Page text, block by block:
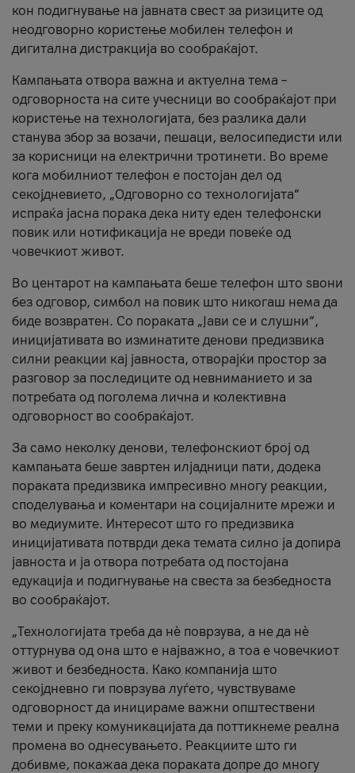
кон подигнување на јавната свест за ризиците од
неодговорно користење мобилен телефон и
дигитална дистракција во сообраќајот.
Кампањата отвора важна и актуелна тема –
одговорноста на сите учесници во сообраќајот при
користење на технологијата, без разлика дали
станува збор за возачи, пешаци, велосипедисти или
за корисници на електрични тротинети. Во време
кога мобилниот телефон е постојан дел од
секојдневието, „Одговорно со технологијата“
испраќа јасна порака дека ниту еден телефонски
повик или нотификација не вреди повеќе од
човечкиот живот.
Во центарот на кампањата беше телефон што ѕвони
без одговор, симбол на повик што никогаш нема да
биде возвратен. Со пораката „Јави се и слушни“,
иницијативата во изминатите денови предизвика
силни реакции кај јавноста, отворајќи простор за
разговор за последиците од невниманието и за
потребата од поголема лична и колективна
одговорност во сообраќајот.
За само неколку денови, телефонскиот број од
кампањата беше завртен илјадници пати, додека
пораката предизвика импресивно многу реакции,
споделувања и коментари на социјалните мрежи и
во медиумите. Интересот што го предизвика
иницијативата потврди дека темата силно ја допира
јавноста и ја отвора потребата од постојана
едукација и подигнување на свеста за безбедноста
во сообраќајот.
„Технологијата треба да нè поврзува, а не да нè
оттурнува од она што е најважно, а тоа е човечкиот
живот и безбедноста. Како компанија што
секојдневно ги поврзува луѓето, чувствуваме
одговорност да иницираме важни општествени
теми и преку комуникацијата да поттикнеме реална
промена во однесувањето. Реакциите што ги
добивме, покажаа дека пораката допре до многу